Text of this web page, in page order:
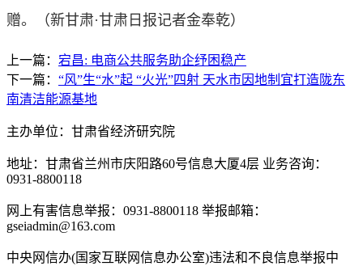
赠。
（新甘肃·甘肃日报记者金奉乾）
上一篇： 宕昌: 电商公共服务助企纾困稳产
下一篇： “风”生“水”起 “火光”四射 天水市因地制宜打造陇东
南清洁能源基地
主办单位：甘肃省经济研究院
地址：甘肃省兰州市庆阳路60号信息大厦4层 业务咨询：
0931-8800118
网上有害信息举报：0931-8800118 举报邮箱：
gseiadmin@163.com
中央网信办(国家互联网信息办公室)违法和不良信息举报中